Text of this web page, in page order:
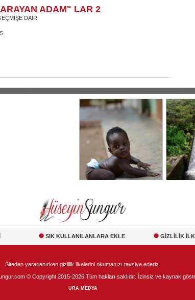
ADAM" LAR 2
DAİR
SIK KULLANILANLARA EKLE GİZLİLİK
Siteden yararlanırken gizlilik ilkelerini okumanızı tavsiye ederiz.
© Copyright 2015-2026 Tüm hakları saklıdır. İzinsiz ve kaynak
URA MEDYA